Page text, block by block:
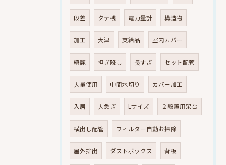
段差 タテ桟 電力量計 構造物
加工 大津 支給品 室内カバー
綺麗 担ぎ降し 長すぎ セット配管
大量使用 中間水切り カバー加工
入居 大急ぎ Lサイズ ２段置用架台
横出し配管 フィルター自動お掃除
屋外排出 ダストボックス 背板